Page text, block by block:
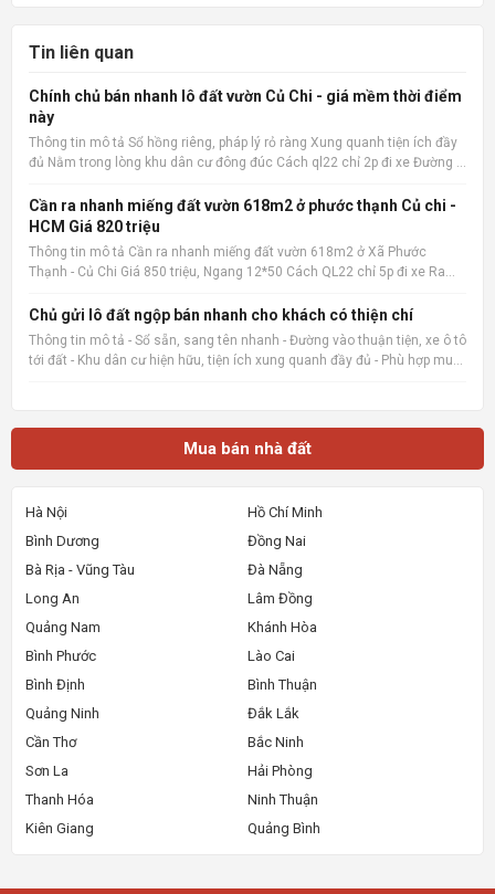
Tin liên quan
Chính chủ bán nhanh lô đất vườn Củ Chi - giá mềm thời điểm
này
Thông tin mô tả Sổ hồng riêng, pháp lý rỏ ràng Xung quanh tiện ích đầy
đủ Nằm trong lòng khu dân cư đông đúc Cách ql22 chỉ 2p đi xe Đường ô
Muabannhadat.com &mdash; Sàn rao vặt nhà đất uy tín 🔗
Cần ra nhanh miếng đất vườn 618m2 ở phước thạnh Củ chi -
HCM Giá 820 triệu
Thông tin mô tả Cần ra nhanh miếng đất vườn 618m2 ở Xã Phước
Thạnh - Củ Chi Giá 850 triệu, Ngang 12*50 Cách QL22 chỉ 5p đi xe Ra
600m 📌 Nguồn tin: Muabannhadat.com &mdash; Sàn rao vặt
Chủ gửi lô đất ngộp bán nhanh cho khách có thiện chí
Thông tin mô tả - Sổ sẵn, sang tên nhanh - Đường vào thuận tiện, xe ô tô
tới đất - Khu dân cư hiện hữu, tiện ích xung quanh đầy đủ - Phù hợp mua
Mua bán nhà đất
Hà Nội
Hồ Chí Minh
Bình Dương
Đồng Nai
Bà Rịa - Vũng Tàu
Đà Nẵng
Long An
Lâm Đồng
Quảng Nam
Khánh Hòa
Bình Phước
Lào Cai
Bình Định
Bình Thuận
Quảng Ninh
Đắk Lắk
Cần Thơ
Bắc Ninh
Sơn La
Hải Phòng
Thanh Hóa
Ninh Thuận
Kiên Giang
Quảng Bình